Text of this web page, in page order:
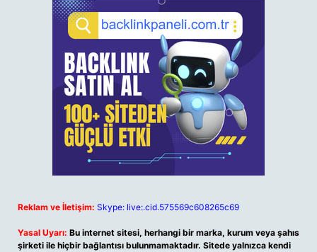
Reklam ve İletişim: Skype: live:.cid.575569c608265c69
Yasal Uyarı: Bu internet sitesi, herhangi bir marka, kurum veya şahıs
şirketi ile hiçbir bağlantısı bulunmamaktadır. Sitede yalnızca kendi